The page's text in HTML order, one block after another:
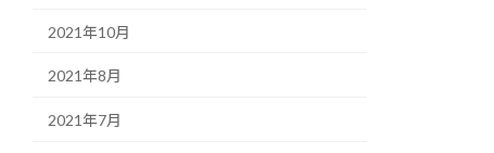
2021年10月
2021年8月
2021年7月